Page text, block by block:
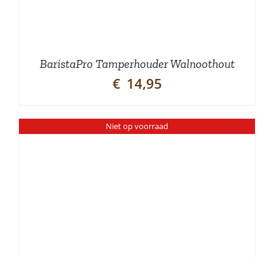
BaristaPro Tamperhouder Walnoothout
€ 14,95
Niet op voorraad